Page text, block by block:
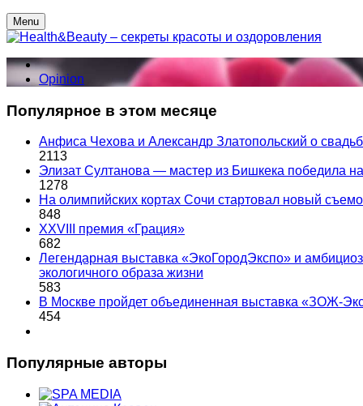
Menu
Opinion
Популярное в этом месяце
Анфиса Чехова и Александр Златопольский о
2113
Элизат Султанова — мастер из Бишкека победила
1278
На олимпийских кортах Сочи стартовал новый
848
XXVIII премия «Грация»
682
Легендарная выставка «ЭкоГородЭкспо» и
экологичного образа жизни
583
В Москве пройдет объединенная выставка «ЗОЖ-
454
Популярные авторы